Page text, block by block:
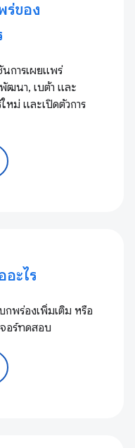
ร่ของ
การเผยแพร่
ฒนา, เบต้า และ
หม่ และเปิดตัวการ
ะไร
กพร่องเพิ่มเติม หรือ
อร์ทดสอบ